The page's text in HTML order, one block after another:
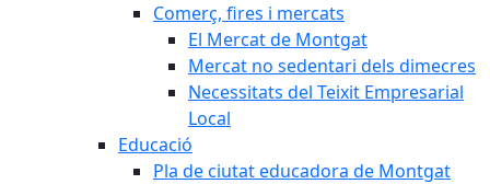
Comerç, fires i mercats
El Mercat de Montgat
Mercat no sedentari dels dimecres
Necessitats del Teixit Empresarial
Local
Educació
Pla de ciutat educadora de Montgat